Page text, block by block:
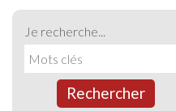
Je recherche...
Rechercher